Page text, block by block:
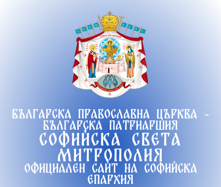
Българска православна църква -
Българска патриаршия
Софийска света
митрополия
Официален сайт на софийска
епархия